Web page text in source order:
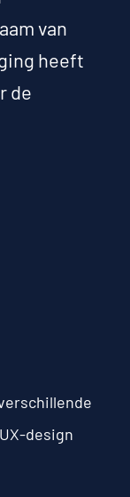
van
heeft
de
design